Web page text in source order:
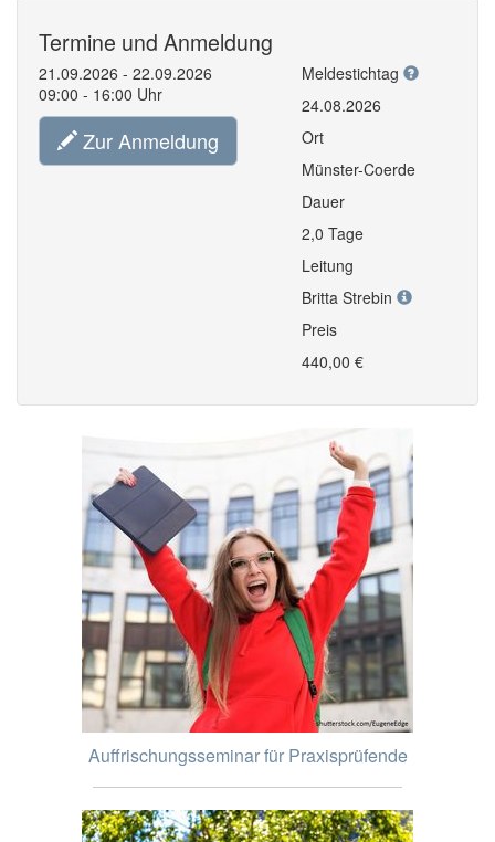
Termine und Anmeldung
21.09.2026 - 22.09.2026
09:00 - 16:00 Uhr
Zur Anmeldung
Meldestichtag
24.08.2026
Ort
Münster-Coerde
Dauer
2,0 Tage
Leitung
Britta Strebin
Preis
440,00 €
Auffrischungsseminar für Praxisprüfende